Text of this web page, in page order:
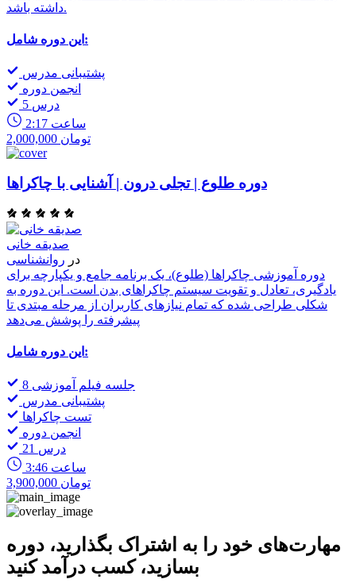
داشته باشد.
این دوره شامل:
پشتیبانی مدرس
انجمن دوره
5 درس
2:17 ساعت
2,000,000 تومان
دوره طلوع | تجلی درون | آشنایی با چاکراها
صدیقه خانی
در روانشناسی
دوره آموزشی چاکراها (طلوع)، یک برنامه جامع و یکپارچه برای
یادگیری، تعادل و تقویت سیستم چاکراهای بدن است. این دوره به
شکلی طراحی شده که تمام نیازهای کاربران از مرحله مبتدی تا
پیشرفته را پوشش می‌دهد
این دوره شامل:
8 جلسه فیلم آموزشی
پشتیبانی مدرس
تست چاکراها
انجمن دوره
21 درس
3:46 ساعت
3,900,000 تومان
مهارت‌های خود را به اشتراک بگذارید، دوره
بسازید، کسب درآمد کنید